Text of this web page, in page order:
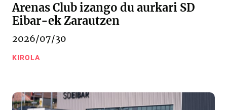
Arenas Club izango du aurkari SD
Eibar-ek Zarautzen
2026/07/30
KIROLA